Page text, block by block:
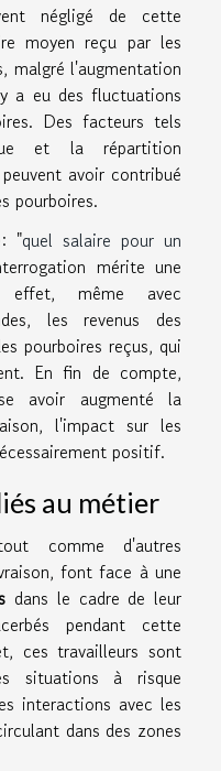
négligé de cette
moyen reçu par les
malgré l'augmentation
a eu des fluctuations
Des facteurs tels
et la répartition
avoir contribué
pourboires.
"quel salaire pour un
mérite une
effet, même avec
les revenus des
pourboires reçus, qui
En fin de compte,
avoir augmenté la
l'impact sur les
positif.
au métier
comme d'autres
font face à une
dans le cadre de leur
pendant cette
ces travailleurs sont
situations à risque
interactions avec les
dans des zones